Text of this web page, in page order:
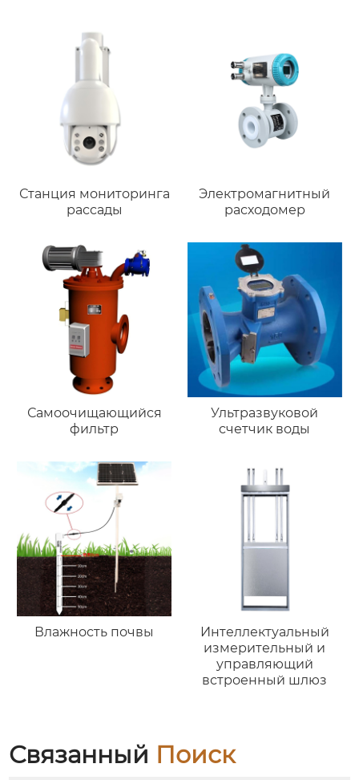
Станция мониторинга
рассады
Электромагнитный
расходомер
Самоочищающийся
фильтр
Ультразвуковой
счетчик воды
Влажность почвы
Интеллектуальный
измерительный и
управляющий
встроенный шлюз
Связанный Поиск